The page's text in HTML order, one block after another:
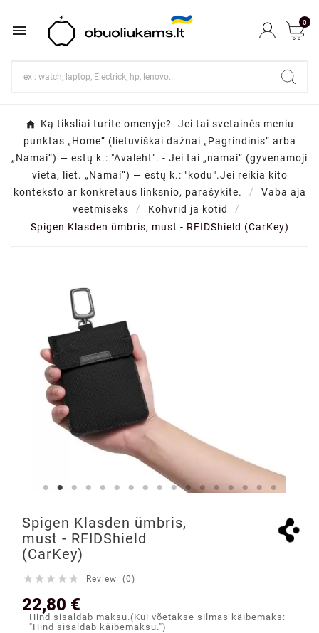
 0
Ką tiksliai turite omenyje?- Jei tai svetainės meniu
punktas „Home“ (lietuviškai dažnai „Pagrindinis“ arba
„Namai“) — estų k.: "Avaleht". - Jei tai „namai“ (gyvenamoji
vieta, liet. „Namai“) — estų k.: "kodu".Jei reikia kito
konteksto ar konkretaus linksnio, parašykite.
Vaba aja
veetmiseks
Kohvrid ja kotid
Spigen Klasden ümbris, must - RFIDShield (CarKey)
Spigen Klasden ümbris,
must - RFIDShield
(CarKey)
     Review (0)
22,80 €
Hind sisaldab maksu.(Kui võetakse silmas käibemaks:
"Hind sisaldab käibemaksu.")